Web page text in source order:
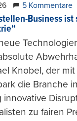
5 Kommentare
Business
Knobel, der
die Branche
innovative
zu fairen